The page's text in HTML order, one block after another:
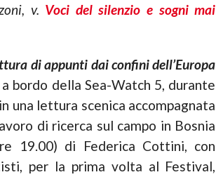
v. Voci del silenzio e sogni mai
di appunti dai confini dell’Europa
bordo della Sea-Watch 5, durante
una lettura scenica accompagnata
di ricerca sul campo in Bosnia
19.00) di Federica Cottini, con
per la prima volta al Festival,